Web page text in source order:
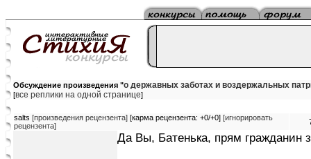
Обсуждение произведения "о державных заботах и воздержальных
[все реплики на одной странице]
salts [произведения рецензента] [карма рецензента: +0/+0] [игнорировать
рецензента]
Да Вы, Батенька, прям гражданин